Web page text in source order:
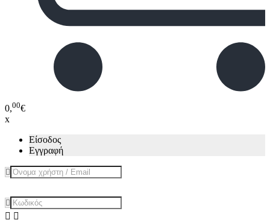
0,00€
x
Είσοδος
Εγγραφή